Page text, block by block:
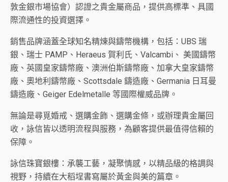
敦金銀市場協會）認證之貴金屬商品，提供高標準、具國
際流通性的投資選擇。
銷售品牌涵蓋全球知名精煉與鑄幣機構，包括：UBS 瑞
銀、瑞士 PAMP、Heraeus 賀利氏、Valcambi、 美國鑄幣
廠、英國皇家鑄幣廠、澳洲伯斯鑄幣廠、加拿大皇家鑄幣
廠、奧地利鑄幣廠、Scottsdale 鑄造廠、Germania 日耳曼
鑄造廠、Geiger Edelmetalle 等國際權威品牌。
無論是尋覓婚戒、選購金飾、選購金條，或辦理貴金屬回
收，詠信皆以透明流程與服務，為顧客提供最值得信賴的
保障。
詠信珠寶銀樓：承襲工藝，凝聚情感，以精品級的格調與
視野，持續在大稻埕書寫屬於黃金與美的篇章。